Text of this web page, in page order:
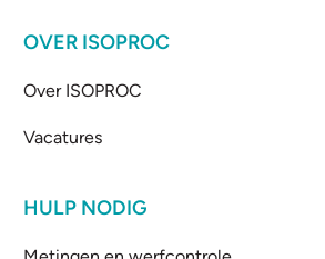
OVER ISOPROC
Over ISOPROC
Vacatures
HULP NODIG